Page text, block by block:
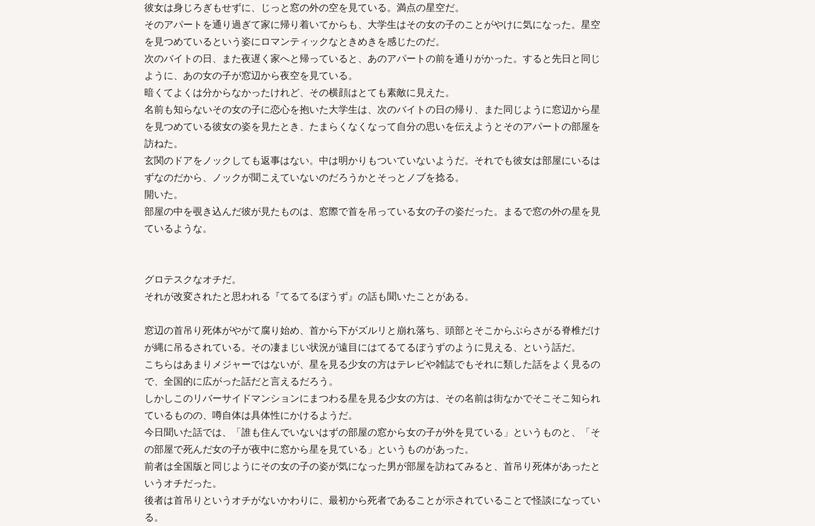
彼女は身じろぎもせずに、じっと窓の外の空を見ている。満点の星空だ。
そのアパートを通り過ぎて家に帰り着いてからも、大学生はその女の子のことがやけに気になった。星空
を見つめているという姿にロマンティックなときめきを感じたのだ。
次のバイトの日、また夜遅く家へと帰っていると、あのアパートの前を通りがかった。すると先日と同じ
ように、あの女の子が窓辺から夜空を見ている。
暗くてよくは分からなかったけれど、その横顔はとても素敵に見えた。
名前も知らないその女の子に恋心を抱いた大学生は、次のバイトの日の帰り、また同じように窓辺から星
を見つめている彼女の姿を見たとき、たまらくなくなって自分の思いを伝えようとそのアパートの部屋を
訪ねた。
玄関のドアをノックしても返事はない。中は明かりもついていないようだ。それでも彼女は部屋にいるは
ずなのだから、ノックが聞こえていないのだろうかとそっとノブを捻る。
開いた。
部屋の中を覗き込んだ彼が見たものは、窓際で首を吊っている女の子の姿だった。まるで窓の外の星を見
ているような。
グロテスクなオチだ。
それが改変されたと思われる『てるてるぼうず』の話も聞いたことがある。
窓辺の首吊り死体がやがて腐り始め、首から下がズルリと崩れ落ち、頭部とそこからぶらさがる脊椎だけ
が縄に吊るされている。その凄まじい状況が遠目にはてるてるぼうずのように見える、という話だ。
こちらはあまりメジャーではないが、星を見る少女の方はテレビや雑誌でもそれに類した話をよく見るの
で、全国的に広がった話だと言えるだろう。
しかしこのリバーサイドマンションにまつわる星を見る少女の方は、その名前は街なかでそこそこ知られ
ているものの、噂自体は具体性にかけるようだ。
今日聞いた話では、「誰も住んでいないはずの部屋の窓から女の子が外を見ている」というものと、「そ
の部屋で死んだ女の子が夜中に窓から星を見ている」というものがあった。
前者は全国版と同じようにその女の子の姿が気になった男が部屋を訪ねてみると、首吊り死体があったと
いうオチだった。
後者は首吊りというオチがないかわりに、最初から死者であることが示されていることで怪談になってい
る。